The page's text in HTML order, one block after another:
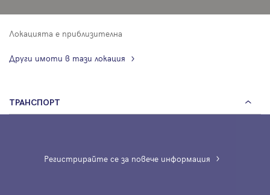
Локацията е приблизителна
Други имоти в тази локация
ТРАНСПОРТ
Регистрирайте се за повече информация